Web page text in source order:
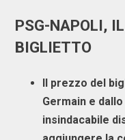
PSG-NAPOLI,
BIGLIETTO
Il prezzo del
Germain e
insindacabile